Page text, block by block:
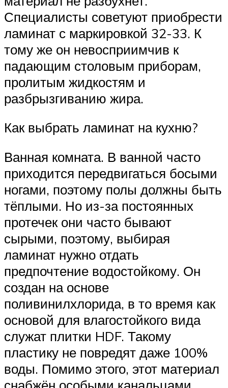
Специалисты советуют приобрести
ламинат с маркировкой 32-33. К
тому же он невосприимчив к
падающим столовым приборам,
пролитым жидкостям и
разбрызгиванию жира.
Как выбрать ламинат на кухню?
Ванная комната. В ванной часто
приходится передвигаться босыми
ногами, поэтому полы должны быть
тёплыми. Но из-за постоянных
протечек они часто бывают
сырыми, поэтому, выбирая
ламинат нужно отдать
предпочтение водостойкому. Он
создан на основе
поливинилхлорида, в то время как
основой для влагостойкого вида
служат плитки HDF. Такому
пластику не повредят даже 100%
воды. Помимо этого, этот материал